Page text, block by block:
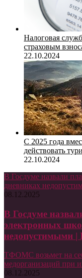
Налоговая
страховым
22.10.2024
С 2025 года
действовать
22.10.2024
В Госдуме назвали
дневниках
08.12.2025
В Госдуме
электронных
недопустимыми
ТФОМС возьмет на
медорганизаций при
08.12.2025